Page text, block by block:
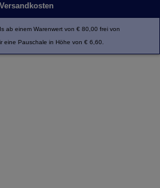
Versandkosten
ab einem Warenwert von € 80,00 frei von
Pauschale in Höhe von € 6,60.